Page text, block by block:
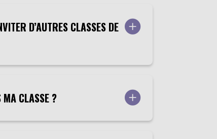
D’AUTRES CLASSES DE
MA CLASSE ?